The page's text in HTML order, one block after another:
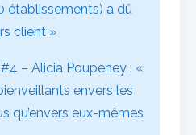
établissements) a dû
client »
– Alicia Poupeney : «
envers les
qu’envers eux-mêmes